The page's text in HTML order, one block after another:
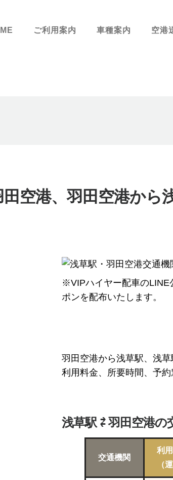
ご利用案内 車種案内 空港
空港、羽田空港から
※VIPハイヤー配車のLINE
ポンを配布いたします。
羽田空港から浅草駅、浅
利用料金、所要時間、予約
浅草駅 ⇄ 羽田空港の
交通機関
利
（